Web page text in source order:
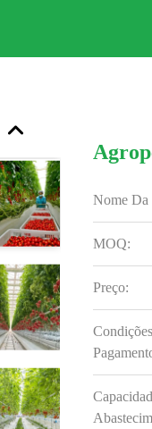
Nome Da
MOQ:
Preço: